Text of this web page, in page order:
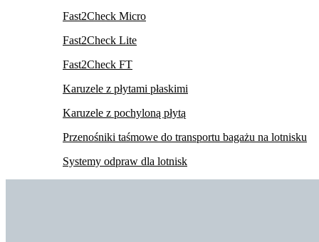
Fast2Check Micro
Fast2Check Lite
Fast2Check FT
Karuzele z płytami płaskimi
Karuzele z pochyloną płytą
Przenośniki taśmowe do transportu bagażu na lotnisku
Systemy odpraw dla lotnisk